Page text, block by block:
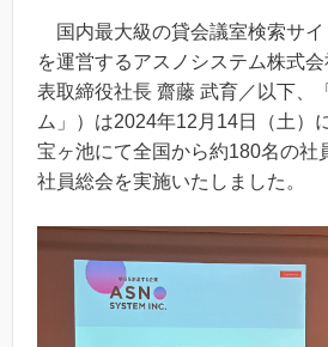
国内最大級の貸会議室検索サイ
を運営するアスノシステム株式
表取締役社長 齋藤 武育／以下、
ム」）は2024年12月14日（土）
宝ヶ池にて全国から約180名の社
社員総会を実施いたしました。